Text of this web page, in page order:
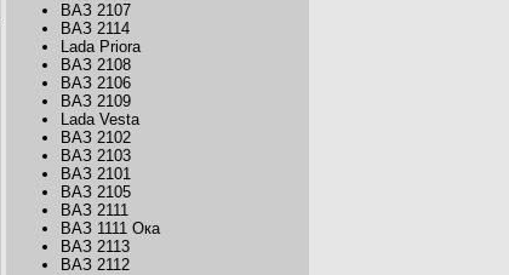
ВАЗ 2107
ВАЗ 2114
Lada Priora
ВАЗ 2108
ВАЗ 2106
ВАЗ 2109
Lada Vesta
ВАЗ 2102
ВАЗ 2103
ВАЗ 2101
ВАЗ 2105
ВАЗ 2111
ВАЗ 1111 Ока
ВАЗ 2113
ВАЗ 2112